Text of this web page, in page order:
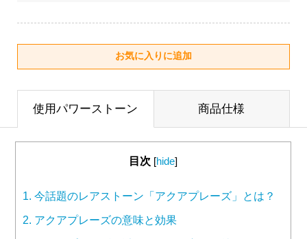
使用パワーストーン 商品仕様
目次 [hide]
1. 今話題のレアストーン「アクアプレーズ」とは？
2. アクアプレーズの意味と効果